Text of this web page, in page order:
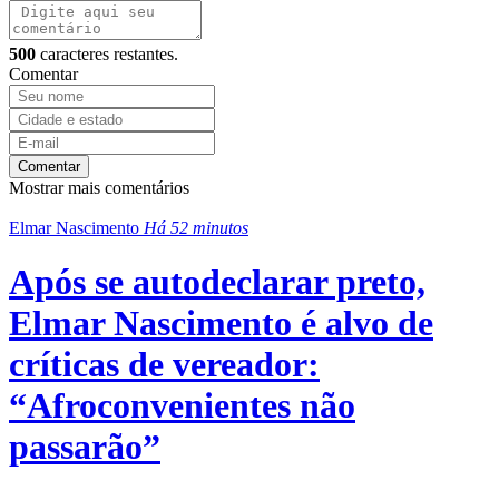
500 caracteres restantes.
Comentar
Comentar
Mostrar mais comentários
Elmar Nascimento Há 52 minutos
Após se autodeclarar preto,
Elmar Nascimento é alvo de
críticas de vereador:
“Afroconvenientes não
passarão”